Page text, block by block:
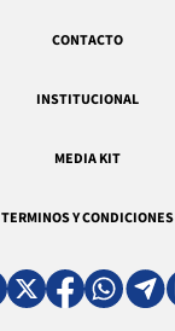
CONTACTO
INSTITUCIONAL
MEDIA KIT
TERMINOS Y CONDICIONES